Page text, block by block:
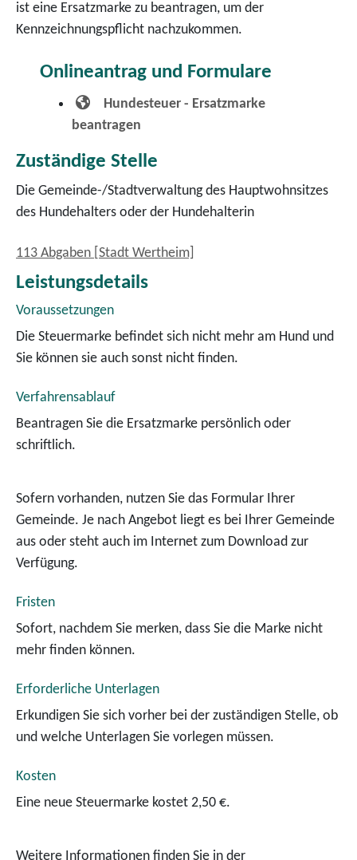
ist eine Ersatzmarke zu beantragen, um der
Kennzeichnungspflicht nachzukommen.
Onlineantrag und Formulare
Hundesteuer - Ersatzmarke
beantragen
Zuständige Stelle
Die Gemeinde-/Stadtverwaltung des Hauptwohnsitzes
des Hundehalters oder der Hundehalterin
113 Abgaben [Stadt Wertheim]
Leistungsdetails
Voraussetzungen
Die Steuermarke befindet sich nicht mehr am Hund und
Sie können sie auch sonst nicht finden.
Verfahrensablauf
Beantragen Sie die Ersatzmarke persönlich oder
schriftlich.
Sofern vorhanden, nutzen Sie das Formular Ihrer
Gemeinde. Je nach Angebot liegt es bei Ihrer Gemeinde
aus oder steht auch im Internet zum Download zur
Verfügung.
Fristen
Sofort, nachdem Sie merken, dass Sie die Marke nicht
mehr finden können.
Erforderliche Unterlagen
Erkundigen Sie sich vorher bei der zuständigen Stelle, ob
und welche Unterlagen Sie vorlegen müssen.
Kosten
Eine neue Steuermarke kostet 2,50 €.
Weitere Informationen finden Sie in der